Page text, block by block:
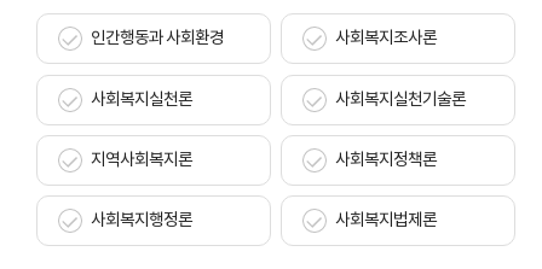
인간행동과 사회환경 사회복지조사론
사회복지실천론 사회복지실천기술론
지역사회복지론 사회복지정책론
사회복지행정론 사회복지법제론